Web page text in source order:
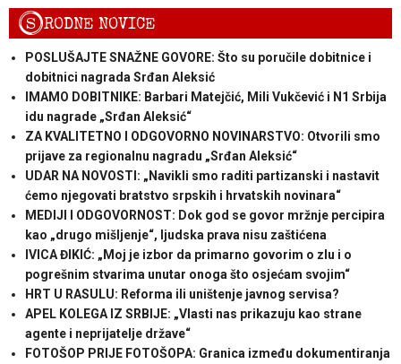
SRODNE NOVICE
POSLUŠAJTE SNAŽNE GOVORE: Što su poručile dobitnice i
dobitnici nagrada Srđan Aleksić
IMAMO DOBITNIKE: Barbari Matejčić, Mili Vukčević i N1 Srbija
idu nagrade „Srđan Aleksić“
ZA KVALITETNO I ODGOVORNO NOVINARSTVO: Otvorili smo
prijave za regionalnu nagradu „Srđan Aleksić“
UDAR NA NOVOSTI: „Navikli smo raditi partizanski i nastavit
ćemo njegovati bratstvo srpskih i hrvatskih novinara“
MEDIJI I ODGOVORNOST: Dok god se govor mržnje percipira
kao „drugo mišljenje“, ljudska prava nisu zaštićena
IVICA ĐIKIĆ: „Moj je izbor da primarno govorim o zlu i o
pogrešnim stvarima unutar onoga što osjećam svojim“
HRT U RASULU: Reforma ili uništenje javnog servisa?
APEL KOLEGA IZ SRBIJE: „Vlasti nas prikazuju kao strane
agente i neprijatelje države“
FOTOŠOP PRIJE FOTOŠOPA: Granica između dokumentiranja